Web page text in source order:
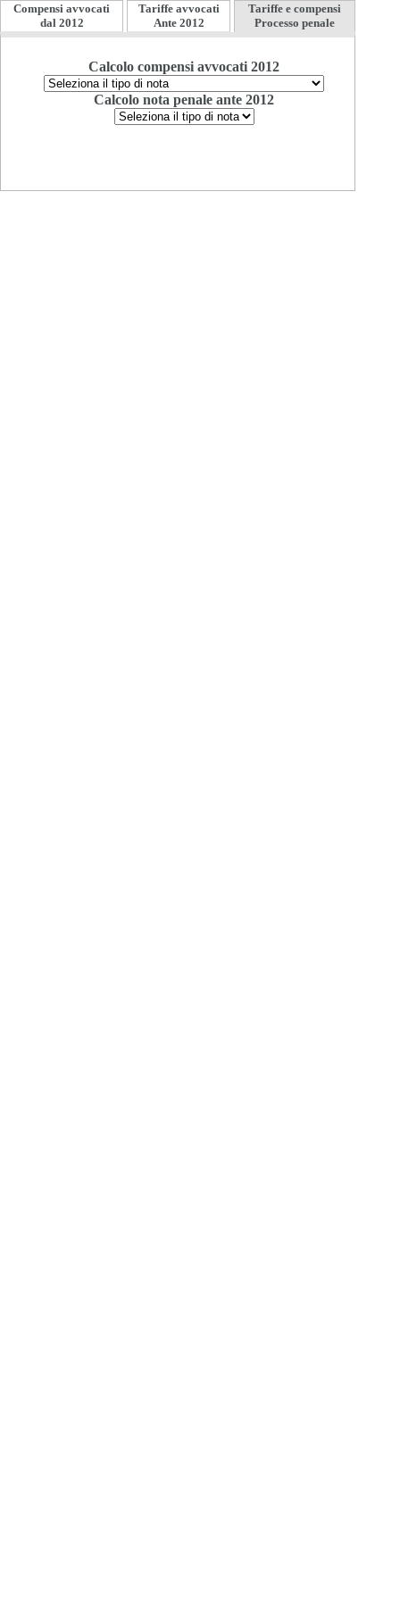
Compensi avvocati
dal 2012
Tariffe avvocati
Ante 2012
Tariffe e compensi
Processo penale
Calcolo compensi avvocati 2012
Calcolo nota penale ante 2012